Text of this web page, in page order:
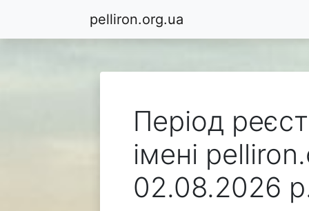
pelliron.org.ua
Період
імені
02.08.2026